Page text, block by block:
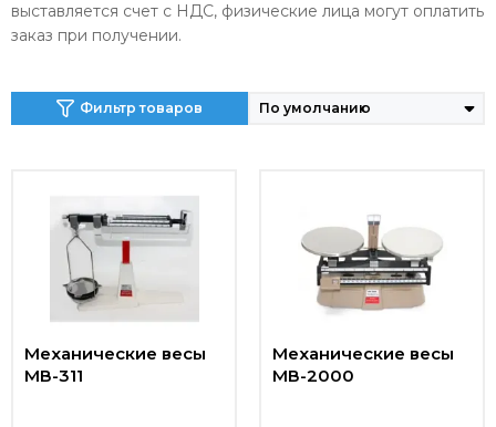
выставляется счет с НДС, физические лица могут оплатить
заказ при получении.
Фильтр товаров
Механические весы
МВ-311
Механические весы
МВ-2000